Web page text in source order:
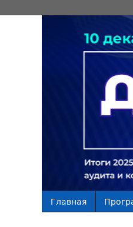
Главная